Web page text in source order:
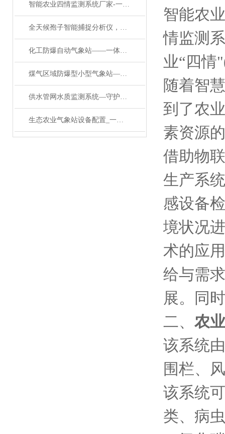
智能农业四情监测系统厂家-一款顺顺利利的农业四情监测预警系统#2023已更新
全天候孢子智能捕捉分析仪，实现病害早监测、早防控
化工防爆自动气象站——一体式防爆气象站：应对复杂环境的智能解决方案
​煤气区域防爆型小型气象站——真顶大用处的化工防爆自动气象站/万象直送
供水管网水质监测系统—守护绿水青山多参数在线水质检测仪#2024顺丰包邮
生态农业气象站设备配置_一款大气有漂亮的农业多功能自动气象站#2024已更新
智能农
情监测
业“四情
随着智
到了农
素资源
借助物
生产系
感设备
境状况
术的应
给与需
展。同
二、 农
该系统
围栏、
该系统
类、病